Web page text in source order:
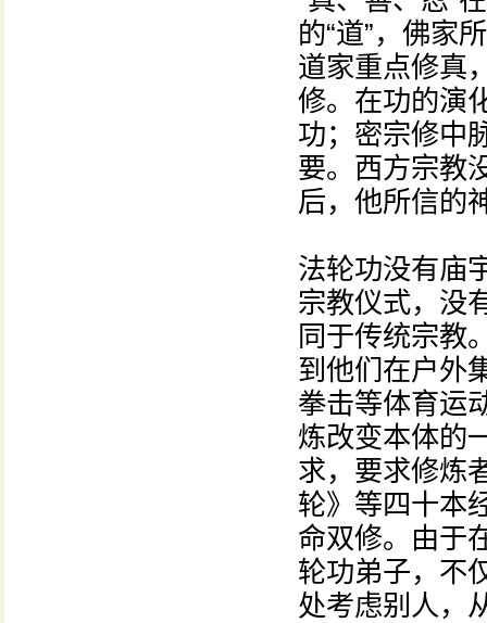
的“道”，佛家
道家重点修真
修。在功的演
功；密宗修中
要。西方宗教
后，他所信的
法轮功没有庙
宗教仪式，没
同于传统宗教
到他们在户外
拳击等体育运
炼改变本体的
求，要求修炼
轮》等四十本
命双修。由于
轮功弟子，不
处考虑别人，